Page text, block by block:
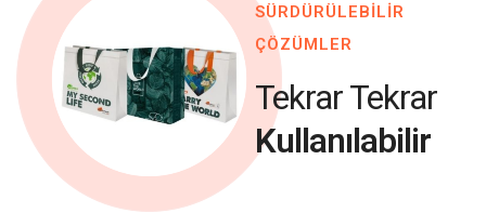
SÜRDÜRÜLEBİLİR
ÇÖZÜMLER
Tekrar Tekrar
Kullanılabilir